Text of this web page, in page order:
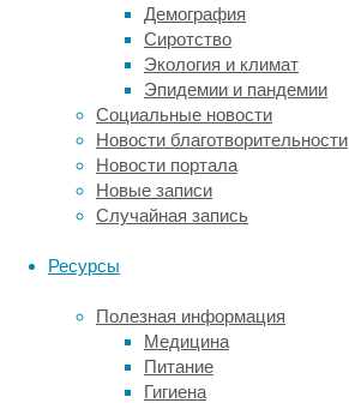
Демография
Сиротство
Экология и климат
Эпидемии и пандемии
Социальные новости
Новости благотворительности
Новости портала
Новые записи
Случайная запись
Ресурсы
Полезная информация
Медицина
Питание
Гигиена
издании
Journal
Experimental
Medicine,
ввели
мышам
под
кожу
агрессивной
предварительно
лишив
их
темного